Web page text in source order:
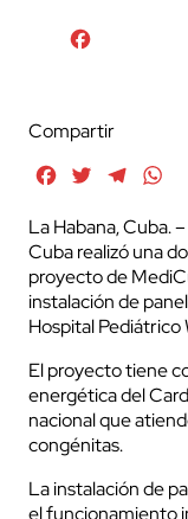
Compartir
FacebookTwitter
La Habana, Cuba.
Cuba realizó una
proyecto de
instalación de
Hospital Pediátrico
El proyecto tiene
energética del
nacional que
congénitas.
La instalación de
el funcionamiento